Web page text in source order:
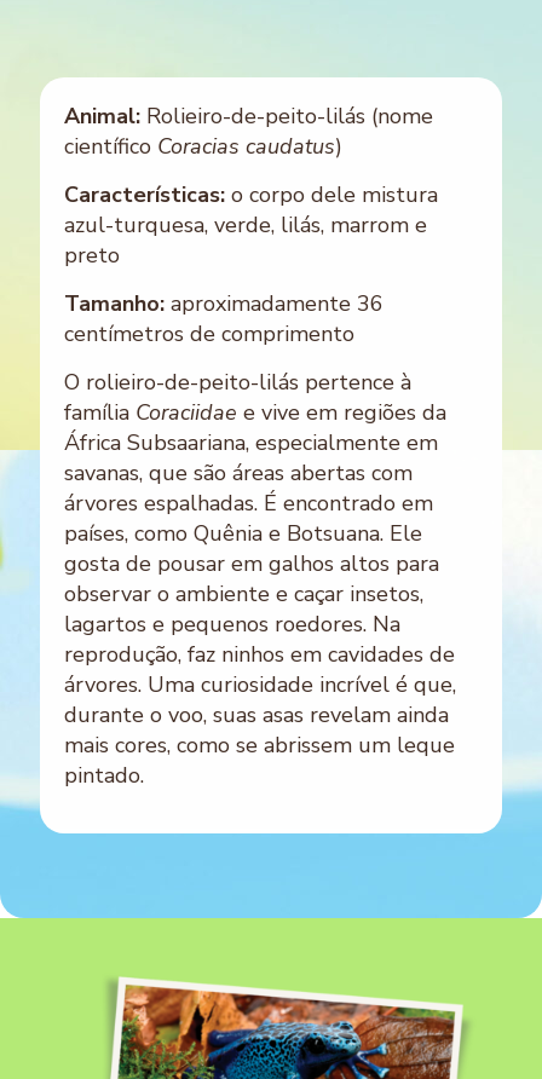
Animal: Rolieiro-de-peito-lilás (nome
científico Coracias caudatus)
Características: o corpo dele mistura
azul-turquesa, verde, lilás, marrom e
preto
Tamanho: aproximadamente 36
centímetros de comprimento
O rolieiro-de-peito-lilás pertence à
família Coraciidae e vive em regiões da
África Subsaariana, especialmente em
savanas, que são áreas abertas com
árvores espalhadas. É encontrado em
países, como Quênia e Botsuana. Ele
gosta de pousar em galhos altos para
observar o ambiente e caçar insetos,
lagartos e pequenos roedores. Na
reprodução, faz ninhos em cavidades de
árvores. Uma curiosidade incrível é que,
durante o voo, suas asas revelam ainda
mais cores, como se abrissem um leque
pintado.